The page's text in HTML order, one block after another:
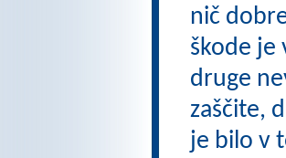
nič
škode je
druge
zaščite,
je bilo v